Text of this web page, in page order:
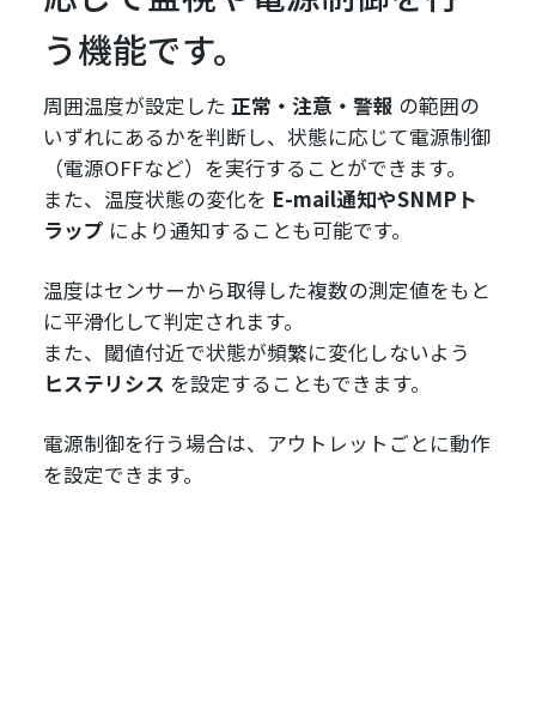
う機能です。
周囲温度が設定した 正常・注意・警報 の範囲の
いずれにあるかを判断し、状態に応じて電源制御
（電源OFFなど）を実行することができます。
また、温度状態の変化を E-mail通知やSNMPト
ラップ により通知することも可能です。
温度はセンサーから取得した複数の測定値をもと
に平滑化して判定されます。
また、閾値付近で状態が頻繁に変化しないよう
ヒステリシス を設定することもできます。
電源制御を行う場合は、アウトレットごとに動作
を設定できます。